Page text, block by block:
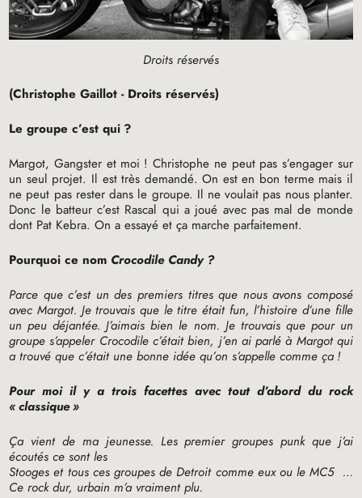
Droits réservés
(Christophe Gaillot - Droits réservés)
Le groupe c’est qui ?
Margot, Gangster et moi ! Christophe ne peut pas s’engager sur
un seul projet. Il est très demandé. On est en bon terme mais il
ne peut pas rester dans le groupe. Il ne voulait pas nous planter.
Donc le batteur c’est Rascal qui a joué avec pas mal de monde
dont Pat Kebra. On a essayé et ça marche parfaitement.
Pourquoi ce nom Crocodile Candy ?
Parce que c’est un des premiers titres que nous avons composé
avec Margot. Je trouvais que le titre était fun, l’histoire d’une fille
un peu déjantée. J’aimais bien le nom. Je trouvais que pour un
groupe s’appeler Crocodile c’était bien, j’en ai parlé à Margot qui
a trouvé que c’était une bonne idée qu’on s’appelle comme ça !
Pour moi il y a trois facettes avec tout d’abord du rock
«classique»
Ça vient de ma jeunesse. Les premier groupes punk que j’ai
écoutés ce sont les
Stooges et tous ces groupes de Detroit comme eux ou leMC5 …
Ce rock dur, urbain m’a vraiment plu.